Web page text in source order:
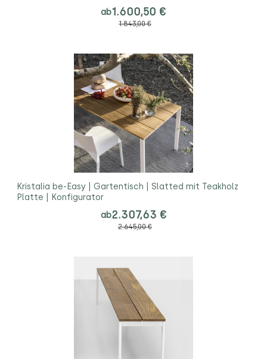
ab1.600,50 €
1.843,00 €
Kristalia be-Easy | Gartentisch | Slatted mit Teakholz
Platte | Konfigurator
ab2.307,63 €
2.645,00 €